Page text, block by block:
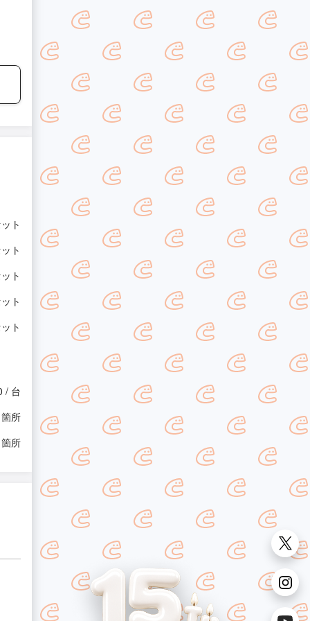
ト
ト
ト
ト
ト
/ 台
所
所